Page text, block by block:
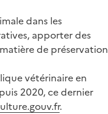
dans les
apporter des
de préservation
vétérinaire en
2020, ce dernier
.